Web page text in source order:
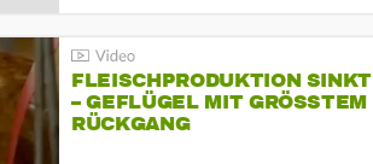
FLEISCHPRODUKTION SINKT
– GEFLÜGEL MIT GRÖSSTEM R
ÜCKGANG